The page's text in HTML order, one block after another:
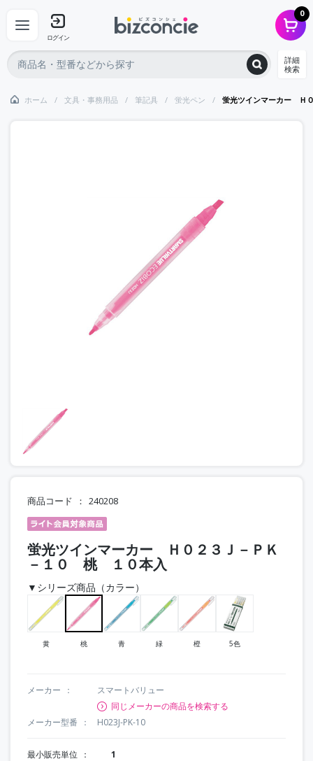
ログイン
0
詳細
検索
ホーム 文具・事務用品 筆記具 蛍光ペン 蛍光ツインマーカー Ｈ
商品コード 240208
蛍光ツインマーカー Ｈ０２３Ｊ－ＰＫ
－１０ 桃 １０本入
▼シリーズ商品（カラー）
黄 桃 青 緑 橙 5色
メーカー
スマートバリュー
同じメーカーの商品を検索する
メーカー型番
H023J-PK-10
最小販売単位 1